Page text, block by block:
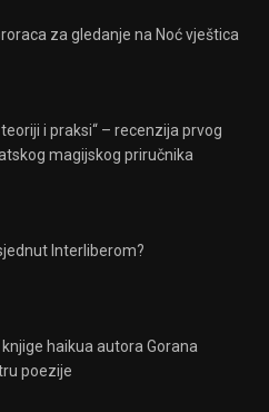
za gledanje na Noć vještica
i praksi“ – recenzija prvog
magijskog priručnika
Interliberom?
haikua autora Gorana
poezije